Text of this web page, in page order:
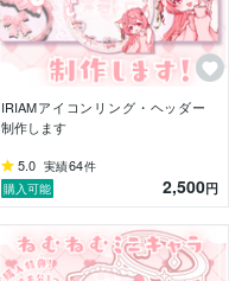
IRIAMアイコンリング・ヘッダー
制作します
5.0 実績64件
購入可能
2,500円